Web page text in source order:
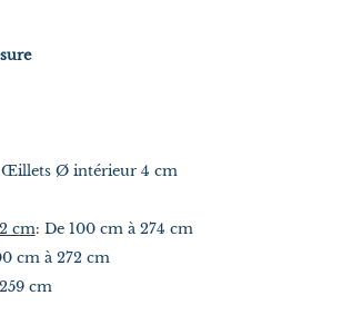
Œillets Ø intérieur 4 cm
cm: De 100 cm à 274 cm
cm à 272 cm
cm